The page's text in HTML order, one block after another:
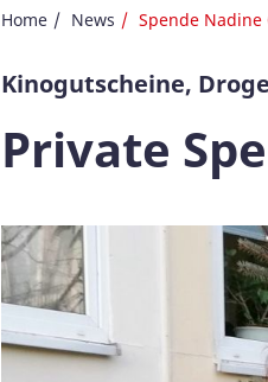
Home News Spende Nadine
Kinogutscheine,
Private
Galerie